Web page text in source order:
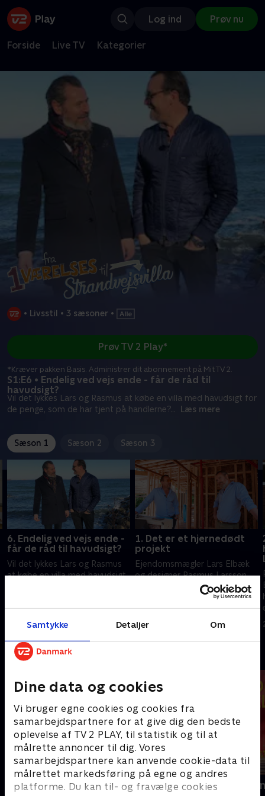
Samtykke Detaljer Om
Dine data og cookies
Vi bruger egne cookies og cookies fra
samarbejdspartnere for at give dig den bedste
oplevelse af TV 2 PLAY, til statistik og til at
målrette annoncer til dig. Vores
samarbejdspartnere kan anvende cookie-data til
målrettet markedsføring på egne og andres
platforme. Du kan til- og fravælge cookies
Log ind Prøv nu
Forside Live TV Kategorier
• Livsstil • 3 sæsoner •
S1:E6 • Endelig ved vejs ende - får de råd til
havudsigt?
Vil det lykkes Lars og Rasmus at købe en villa med havudsigt for
de penge, som de har tjent på handlerne?... Læs mere
Prøv TV 2 Play*
*Kræver pakken Basis. Administrer dit abonnement på Mit TV 2.
Sæson 1 Sæson 2 Sæson 3
6. Endelig ved vejs ende -
får de råd til havudsigt?
Vil det lykkes Lars og Rasmus
at købe en villa med havudsigt
Boligeksperterne går all-in for
at nå deres mål.
1. Det er et hjernedødt
projekt
Ejendomsmægler Lars Elbæk
og designer Rasmus Larsson
står med en kæmpe
udfordring. De har under én
million kroner til at bygge på
grunden i Ålsgårde. Hvad stiller
de op?
Andre så også
Beliggenhed, beliggenhed,
Linde på